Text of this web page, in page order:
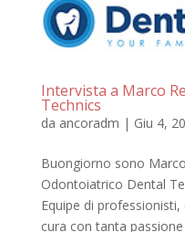
Intervista a Marco
Technics
da ancoradm | Giu 4,
Buongiorno sono
Odontoiatrico Dental
Equipe di
cura con tanta